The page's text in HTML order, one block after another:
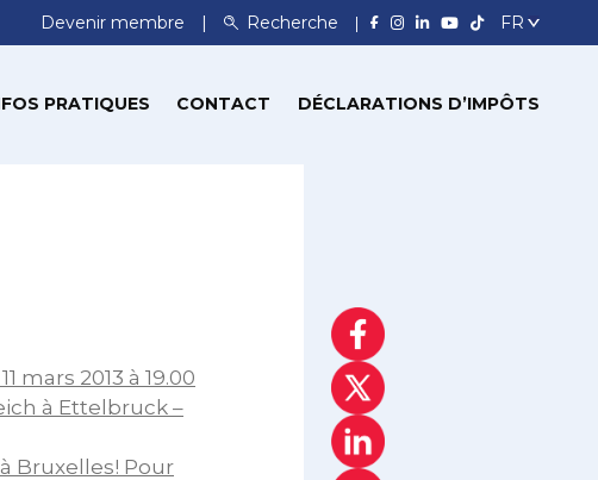
Devenir membre Recherche
PRATIQUES CONTACT DÉCLARATIONS D’IMPÔTS
mars 2013 à 19.00
à Ettelbruck –
Bruxelles! Pour